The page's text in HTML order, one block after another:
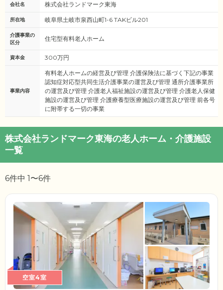
会社名 株式会社ランドマーク東海
所在地 岐阜県土岐市泉西山町1-6 TAKビル201
介護事業の
区分
住宅型有料老人ホーム
資本金 300万円
事業内容
有料老人ホームの経営及び管理 介護保険法に基づく下記の事業
認知症対応型共同生活介護事業の運営及び管理 通所介護事業所
の運営及び管理 介護老人福祉施設の運営及び管理 介護老人保健
施設の運営及び管理 介護療養型医療施設の運営及び管理 前各号
に附帯する一切の事業
株式会社ランドマーク東海の老人ホーム・介護施設
一覧
6件中 1〜6件
空室4室